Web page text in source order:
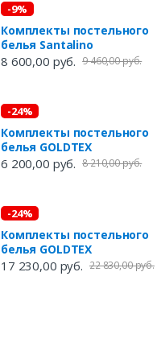
-9%
Комплекты постельного
белья Santalino
8 600,00 руб. 9 460,00 руб.
-24%
Комплекты постельного
белья GOLDTEX
6 200,00 руб. 8 210,00 руб.
-24%
Комплекты постельного
белья GOLDTEX
17 230,00 руб. 22 830,00 руб.